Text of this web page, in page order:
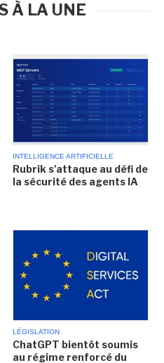
À LA UNE
INTELLIGENCE ARTIFICIELLE
Rubrik s'attaque au défi de
la sécurité des agents IA
LÉGISLATION
ChatGPT bientôt soumis
au régime renforcé du